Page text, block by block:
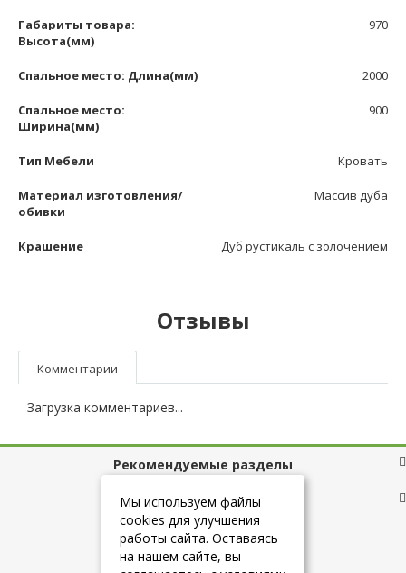
Габариты товара:
Высота(мм)
970
Спальное место: Длина(мм) 2000
Спальное место:
Ширина(мм)
900
Тип Мебели Кровать
Материал изготовления/
обивки
Массив дуба
Крашение Дуб рустикаль с золочением
Отзывы
Комментарии
Загрузка комментариев...
Рекомендуемые разделы
Полезные ссылки
+7 (925) 084-10-60
Мы используем файлы
cookies для улучшения
работы сайта. Оставаясь
на нашем сайте, вы